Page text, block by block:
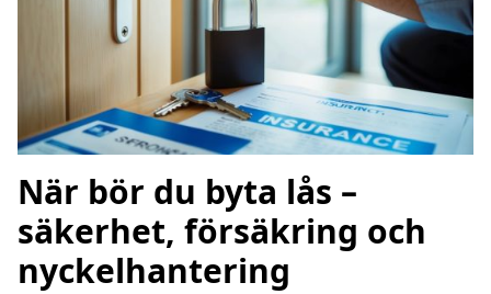
När bör du byta lås –
säkerhet, försäkring och
nyckelhantering